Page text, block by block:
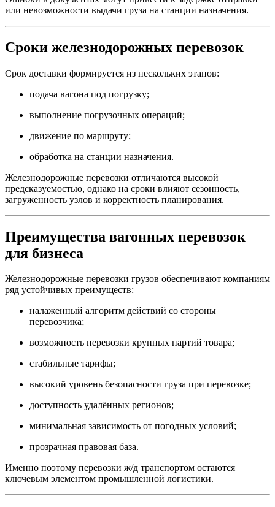
или невозможности выдачи груза на станции назначения.
Сроки железнодорожных перевозок
Срок доставки формируется из нескольких этапов:
подача вагона под погрузку;
выполнение погрузочных операций;
движение по маршруту;
обработка на станции назначения.
Железнодорожные перевозки отличаются высокой
предсказуемостью, однако на сроки влияют сезонность,
загруженность узлов и корректность планирования.
Преимущества вагонных перевозок
для бизнеса
Железнодорожные перевозки грузов обеспечивают компаниям
ряд устойчивых преимуществ:
налаженный алгоритм действий со стороны
перевозчика;
возможность перевозки крупных партий товара;
стабильные тарифы;
высокий уровень безопасности груза при перевозке;
доступность удалённых регионов;
минимальная зависимость от погодных условий;
прозрачная правовая база.
Именно поэтому перевозки ж/д транспортом остаются
ключевым элементом промышленной логистики.